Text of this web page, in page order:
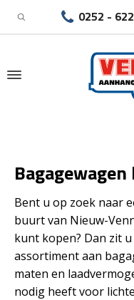
0252 -
Bent u op zoek naar
buurt van Nieuw-
kunt kopen? Dan zit
assortiment aan
maten en
nodig heeft voor